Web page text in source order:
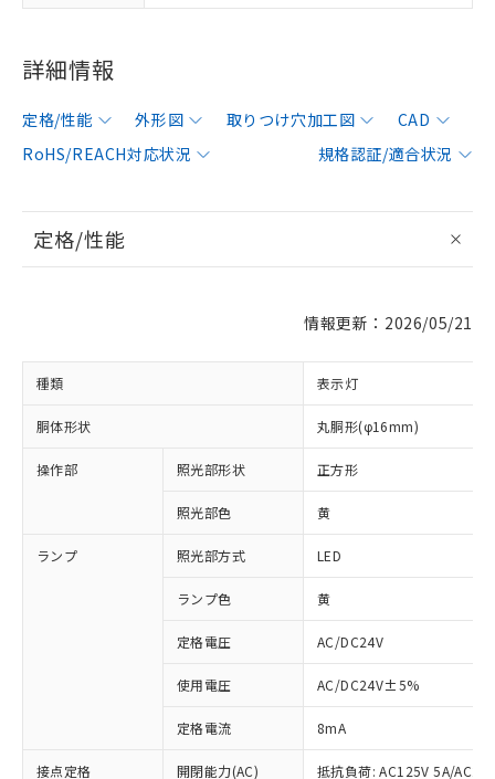
詳細情報
定格/性能 外形図 取りつけ穴加工図
CAD
RoHS/REACH対応状況
規格認証/適合状況
定格/性能
情報更新：2026/05/21
種類 表示灯
胴体形状 丸胴形(φ16mm)
操作部 照光部形状 正方形
照光部色 黄
ランプ 照光部方式 LED
ランプ色 黄
定格電圧 AC/DC24V
使用電圧 AC/DC24V±5%
定格電流 8mA
接点定格 開閉能力(AC) 抵抗負荷: AC125V 5A/